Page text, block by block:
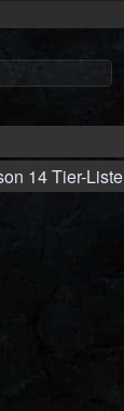
14 Tier-Liste